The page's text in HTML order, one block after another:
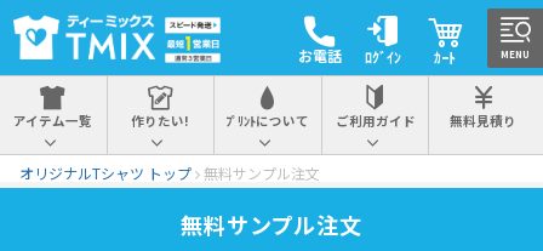
お電話 ﾛｸﾞｲﾝ ｶｰﾄ
アイテム一覧 作りたい! ﾌﾟﾘﾝﾄについて ご利用ガイド 無料見積り
オリジナルTシャツ トップ 無料サンプル注文
無料サンプル注文
MENU